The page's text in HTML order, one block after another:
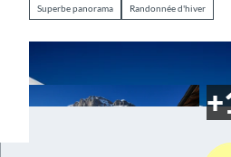
Superbe panorama Randonnée d'hiver